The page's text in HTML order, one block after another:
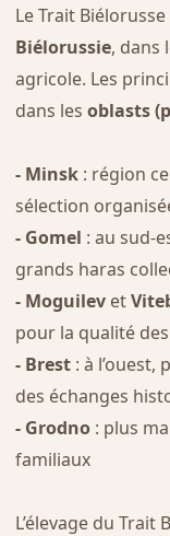
Le Trait
Biélorussie, dans
agricole. Les
dans les oblasts
- Minsk: région
sélection
- Gomel : au sud-
grands haras
- Moguilevet
pour la qualité
- Brest: à l’ouest,
des échanges
- Grodno: plus
familiaux
L’élevage du